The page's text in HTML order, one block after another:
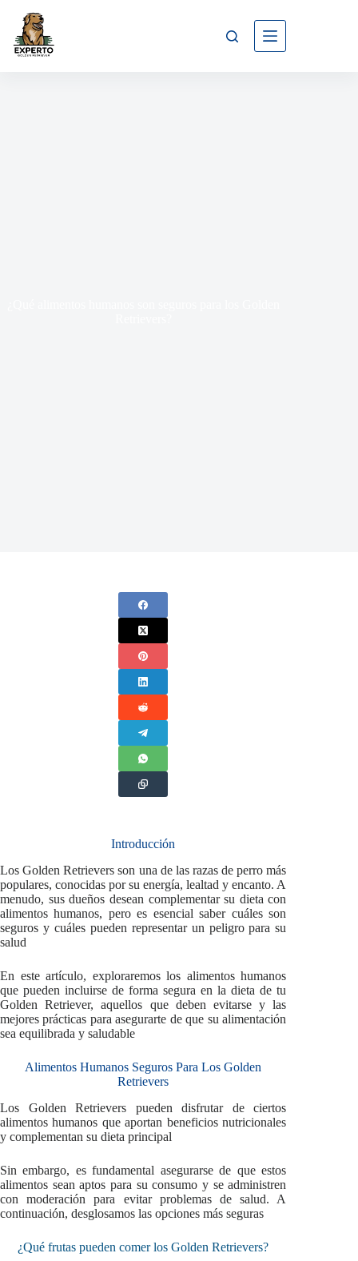
Introducción
Los Golden Retrievers son una de las razas de perro más
populares, conocidas por su energía, lealtad y encanto. A
menudo, sus dueños desean complementar su dieta con
alimentos humanos, pero es esencial saber cuáles son
seguros y cuáles pueden representar un peligro para su
salud
En este artículo, exploraremos los alimentos humanos
que pueden incluirse de forma segura en la dieta de tu
Golden Retriever, aquellos que deben evitarse y las
mejores prácticas para asegurarte de que su alimentación
sea equilibrada y saludable
Alimentos Humanos Seguros Para Los Golden
Retrievers
Los Golden Retrievers pueden disfrutar de ciertos
alimentos humanos que aportan beneficios nutricionales
y complementan su dieta principal
Sin embargo, es fundamental asegurarse de que estos
alimentos sean aptos para su consumo y se administren
con moderación para evitar problemas de salud. A
continuación, desglosamos las opciones más seguras
¿Qué frutas pueden comer los Golden Retrievers?